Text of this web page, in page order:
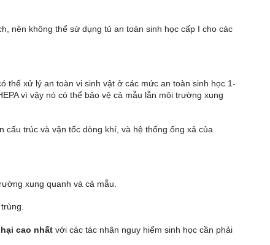
nên không thể sử dụng tủ an toàn sinh học cấp I cho các
thể xử lý an toàn vi sinh vật ở các mức an toàn sinh học 1-
vì vậy nó có thể bảo vệ cả mẫu lẫn môi trường xung
cấu trúc và vận tốc dòng khí, và hệ thống ống xả của
xung quanh và cả mẫu.
cao nhất với các tác nhân nguy hiểm sinh học cần phải